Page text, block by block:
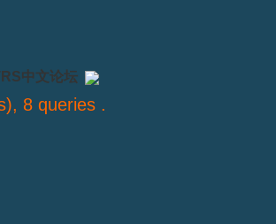
中文论坛
8 queries .